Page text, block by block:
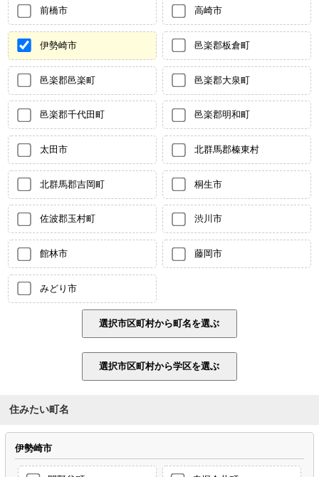
前橋市 高崎市
伊勢崎市 邑楽郡板倉町
邑楽郡邑楽町 邑楽郡大泉町
邑楽郡千代田町 邑楽郡明和町
太田市 北群馬郡榛東村
北群馬郡吉岡町 桐生市
佐波郡玉村町 渋川市
館林市 藤岡市
みどり市
住みたい町名
伊勢崎市